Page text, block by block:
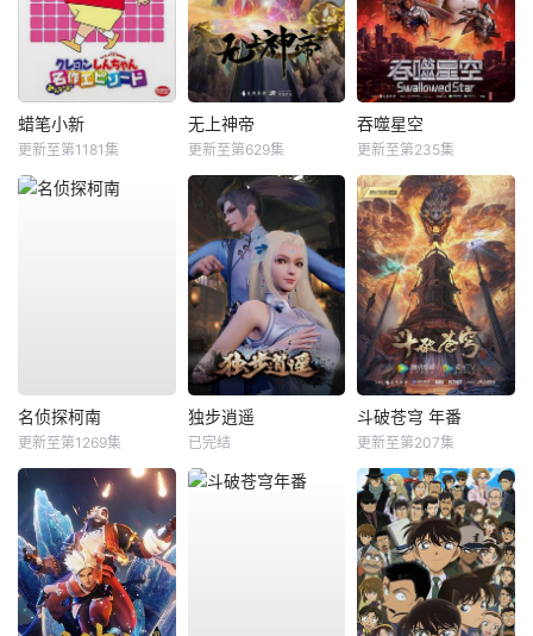
蜡笔小新
更新至第1181集
无上神帝
更新至第629集
吞噬星空
更新至第235集
名侦探柯南
更新至第1269集
独步逍遥
已完结
斗破苍穹 年番
更新至第207集